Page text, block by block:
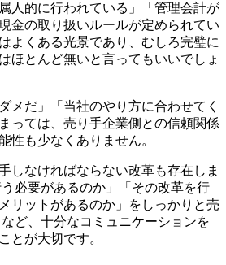
人的に行われている」「管理会計が
金の取り扱いルールが定められてい
よくある光景であり、むしろ完璧に
ほとんど無いと言ってもいいでしょ
メだ」「当社のやり方に合わせてく
っては、売り手企業側との信頼関係
性も少なくありません。
しなければならない改革も存在しま
必要があるのか」「その改革を行
リットがあるのか」をしっかりと売
ど、十分なコミュニケーションを
とが大切です。